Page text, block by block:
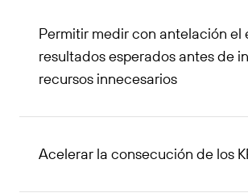
Permitir medir con antelación el
resultados esperados antes de
recursos innecesarios
Acelerar la consecución de los